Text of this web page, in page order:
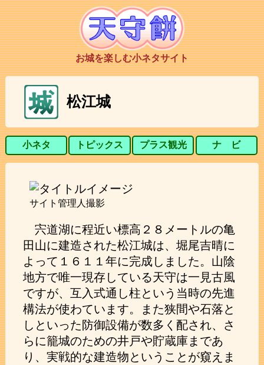
お城を楽しむ小ネタサイト
松江城
小ネタ トピックス プラス観光 ナ ビ
サイト管理人撮影
宍道湖に程近い標高２８メートルの亀
田山に建造された松江城は、堀尾吉晴に
よって１６１１年に完成しました。山陰
地方で唯一現存している天守は一見古風
ですが、互入式通し柱という当時の先進
構法が使わています。また狭間や石落と
しといった防御設備が数多く配され、さ
らに籠城のための井戸や貯蔵庫まであ
り、実戦的な建造物ということが窺えま